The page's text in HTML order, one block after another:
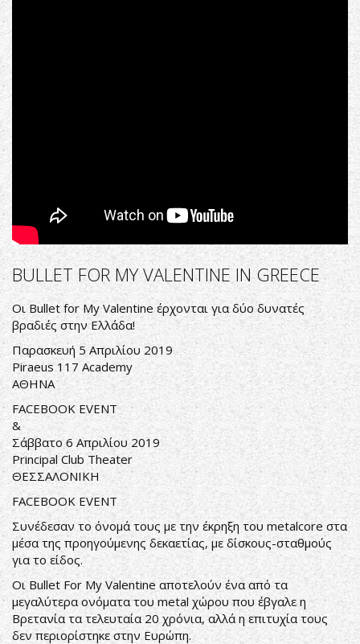
BULLET FOR MY VALENTINE IN GREECE
Οι Bullet for My Valentine έρχονται για δύο δυνατές
βραδιές στην Ελλάδα!
Παρασκευή 5 Απριλίου 2019
Piraeus 117 Academy
ΑΘΗΝΑ
FACEBOOK EVENT
&
Σάββατο 6 Απριλίου 2019
Principal Club Theater
ΘΕΣΣΑΛΟΝΙΚΗ
FACEBOOK EVENT
Συνέδεσαν το όνομά τους με την έκρηξη του metalcore στα
μέσα της προηγούμενης δεκαετίας, με δίσκους-σταθμούς
για το είδος.
Οι Bullet For My Valentine αποτελούν ένα από τα
μεγαλύτερα ονόματα του metal χώρου που έβγαλε η
Βρετανία τα τελευταία 20 χρόνια, αλλά η επιτυχία τους
δεν περιορίστηκε στην Ευρώπη.